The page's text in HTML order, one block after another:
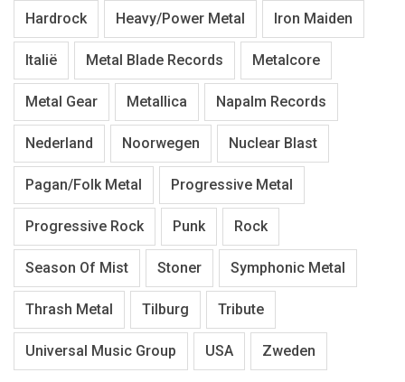
Hardrock Heavy/Power Metal Iron Maiden
Italië Metal Blade Records Metalcore
Metal Gear Metallica Napalm Records
Nederland Noorwegen Nuclear Blast
Pagan/Folk Metal Progressive Metal
Progressive Rock Punk Rock
Season Of Mist Stoner Symphonic Metal
Thrash Metal Tilburg Tribute
Universal Music Group USA Zweden